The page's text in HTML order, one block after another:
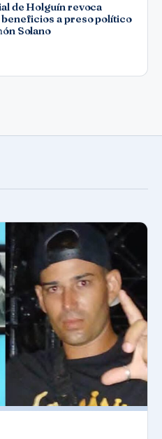
de Holguín revoca
a preso político
Solano